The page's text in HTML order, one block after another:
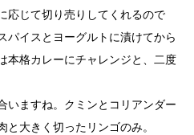
応じて切り売りしてくれるので
パイスとヨーグルトに漬けてから
本格カレーにチャレンジと、二度
いますね。クミンとコリアンダー
大きく切ったリンゴのみ。